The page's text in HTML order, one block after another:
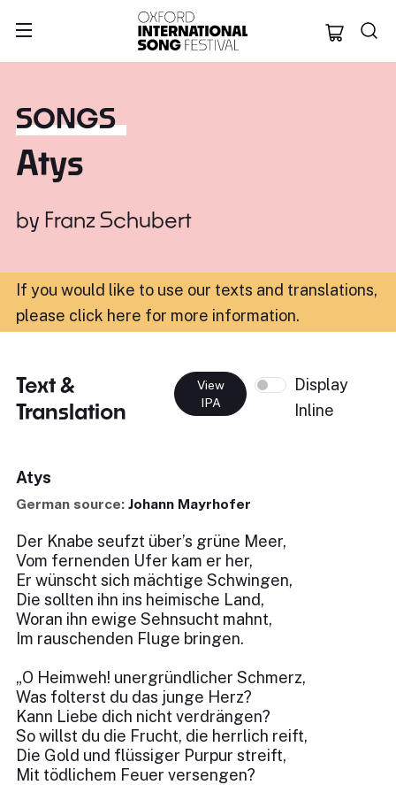
Oxford
SONGS
Atys
by Franz Schubert
If you would like to use our texts and translations,
please click here for more information.
Text &
Translation
View
IPA
Display
Inline
Atys
German source: Johann Mayrhofer
Der Knabe seufzt über’s grüne Meer,
Vom fernenden Ufer kam er her,
Er wünscht sich mächtige Schwingen,
Die sollten ihn ins heimische Land,
Woran ihn ewige Sehnsucht mahnt,
Im rauschenden Fluge bringen.
„O Heimweh! unergründlicher Schmerz,
Was folterst du das junge Herz?
Kann Liebe dich nicht verdrängen?
So willst du die Frucht, die herrlich reift,
Die Gold und flüssiger Purpur streift,
Mit tödlichem Feuer versengen?